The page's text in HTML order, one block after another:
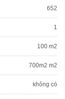
652
1
100 m2
700m2 m2
không có